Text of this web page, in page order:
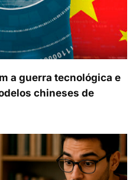
a guerra tecnológica e
chineses de